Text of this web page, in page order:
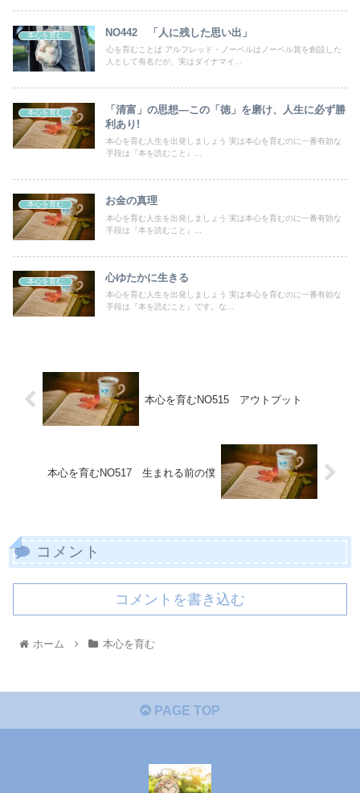
本心を育む NO442 「人に残した思い出」
心を育むことば アルフレッド・ノーベルはノーベル賞を創設した
人として有名だが、実はダイナマイ...
本心を育む
「清富」の思想―この「徳」を磨け、人生に必ず勝
利あり!
本心を育む人生を出発しましょう 実は本心を育むのに一番有効な
手段は『本を読むこと』...
本心を育む お金の真理
本心を育む人生を出発しましょう 実は本心を育むのに一番有効な
手段は『本を読むこと』...
本心を育む 心ゆたかに生きる
本心を育む人生を出発しましょう 実は本心を育むのに一番有効な
手段は『本を読むこと』です。な...
本心を育むNO515 アウトプット
本心を育むNO517 生まれる前の僕
コメント
コメントを書き込む
ホーム 本心を育む
PAGE TOP